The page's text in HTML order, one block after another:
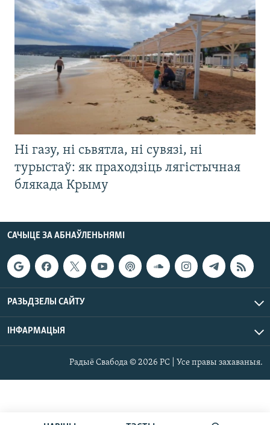
Ні газу, ні сьвятла, ні сувязі, ні
турыстаў: як праходзіць лягістычная
блякада Крыму
САЧЫЦЕ ЗА АБНАЎЛЕНЬНЯМІ
РАЗЬДЗЕЛЫ САЙТУ
ІНФАРМАЦЫЯ
Радыё Свабода © 2026 РС | Усе правы захаваныя.